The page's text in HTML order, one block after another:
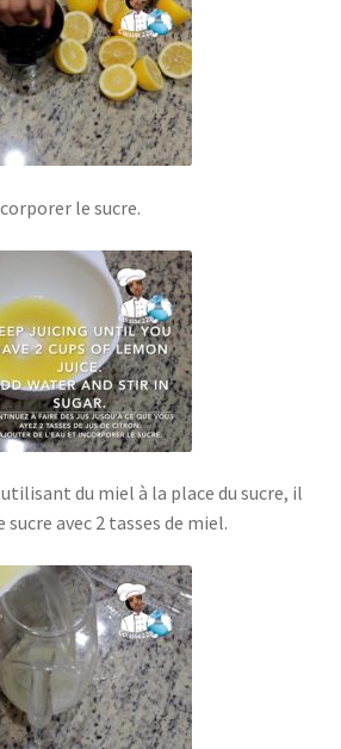
le sucre.
du miel à la place du sucre, il
avec 2 tasses de miel.